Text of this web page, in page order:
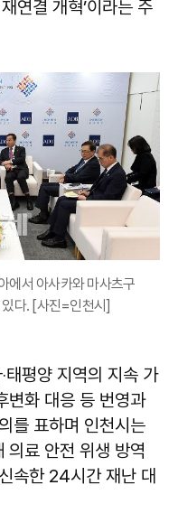
연결 개혁’이라는 주
에서 아사카와 마사츠구
다. [사진=인천시]
평양 지역의 지속 가
변화 대응 등 번영과
를 표하며 인천시는
의료 안전 위생 방역
속한 24시간 재난 대